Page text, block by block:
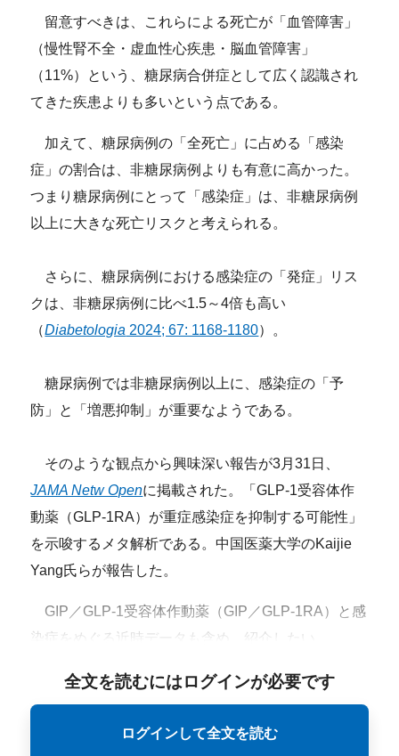
留意すべきは、これらによる死亡が「血管障害」
（慢性腎不全・虚血性心疾患・脳血管障害」
（11%）という、糖尿病合併症として広く認識され
てきた疾患よりも多いという点である。
加えて、糖尿病例の「全死亡」に占める「感染
症」の割合は、非糖尿病例よりも有意に高かった。
つまり糖尿病例にとって「感染症」は、非糖尿病例
以上に大きな死亡リスクと考えられる。
さらに、糖尿病例における感染症の「発症」リス
クは、非糖尿病例に比べ1.5～4倍も高い
（Diabetologia 2024; 67: 1168-1180）。
糖尿病例では非糖尿病例以上に、感染症の「予
防」と「増悪抑制」が重要なようである。
そのような観点から興味深い報告が3月31日、
JAMA Netw Openに掲載された。「GLP-1受容体作
動薬（GLP-1RA）が重症感染症を抑制する可能性」
を示唆するメタ解析である。中国医薬大学のKaijie
Yang氏らが報告した。
GIP／GLP-1受容体作動薬（GIP／GLP-1RA）と感
染症をめぐる近時データも含め、紹介したい。
全文を読むにはログインが必要です
ログインして全文を読む